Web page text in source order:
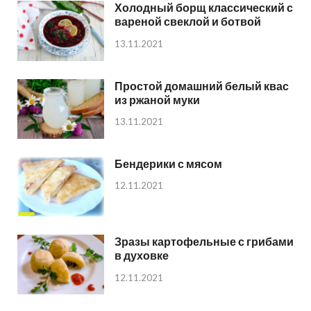
Холодный борщ классический с
вареной свеклой и ботвой
13.11.2021
Простой домашний белый квас
из ржаной муки
13.11.2021
Бендерики с мясом
12.11.2021
Зразы картофельные с грибами
в духовке
12.11.2021